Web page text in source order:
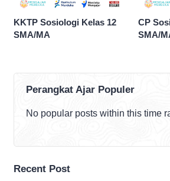
KKTP Sosiologi Kelas 12
SMA/MA
CP
SMA/
Perangkat Ajar Populer
No popular posts within this time
Recent Post